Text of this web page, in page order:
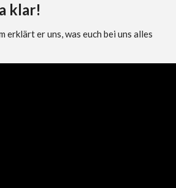
klar!
erklärt er uns, was euch bei uns alles